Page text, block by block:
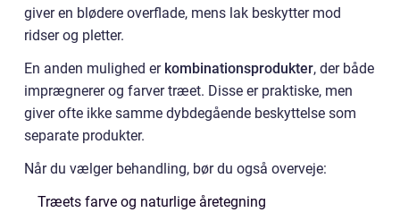
giver en blødere overflade, mens lak beskytter mod
ridser og pletter.
En anden mulighed er kombinationsprodukter, der både
imprægnerer og farver træet. Disse er praktiske, men
giver ofte ikke samme dybdegående beskyttelse som
separate produkter.
Når du vælger behandling, bør du også overveje:
Træets farve og naturlige åretegning